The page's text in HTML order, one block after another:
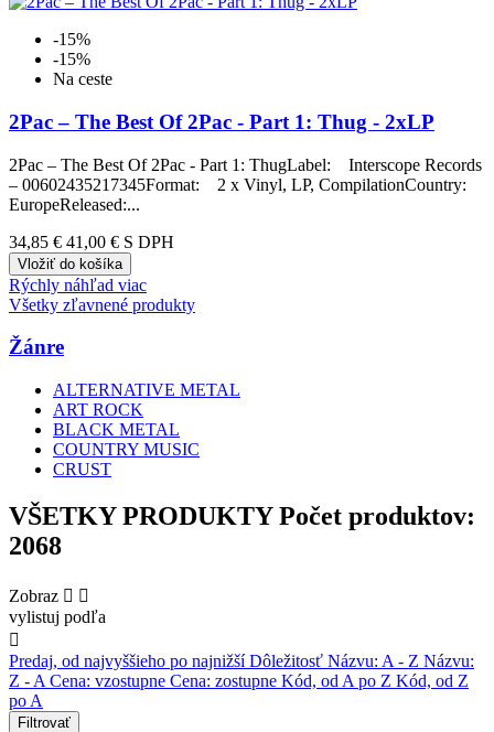
-15%
-15%
Na ceste
2Pac – The Best Of 2Pac - Part 1: Thug - 2xLP
2Pac – The Best Of 2Pac - Part 1: ThugLabel: Interscope Records
– 00602435217345Format: 2 x Vinyl, LP, CompilationCountry:
EuropeReleased:...
34,85 € 41,00 € S DPH
Vložiť do košíka
Rýchly náhľad viac
Všetky zľavnené produkty
Žánre
ALTERNATIVE METAL
ART ROCK
BLACK METAL
COUNTRY MUSIC
CRUST
VŠETKY PRODUKTY Počet produktov:
2068
Zobraz  
vylistuj podľa

Predaj, od najvyššieho po najnižšíDôležitosť Názvu: A - Z Názvu:
Z - A Cena: vzostupne Cena: zostupne Kód, od A po Z Kód, od Z
po A
Filtrovať